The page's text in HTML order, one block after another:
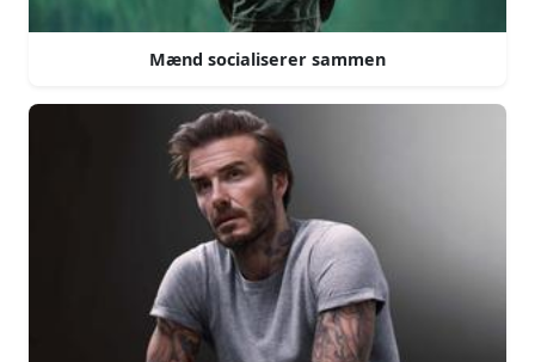
Mænd socialiserer sammen